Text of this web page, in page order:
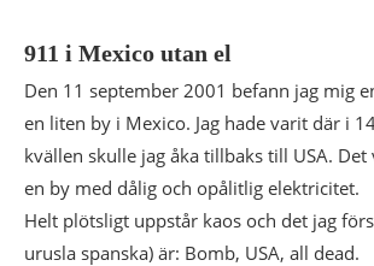
911 i Mexico utan el
Den 11 september 2001 befann jag mig
en liten by i Mexico. Jag hade varit där i
kvällen skulle jag åka tillbaks till USA.
en by med dålig och opålitlig elektricitet.
Helt plötsligt uppstår kaos och det jag
urusla spanska) är: Bomb, USA, all dead.